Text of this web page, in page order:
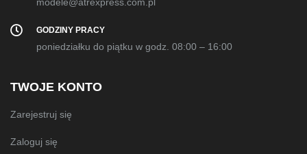
modele@atrexpress.com.pl
GODZINY PRACY
poniedziałku do piątku w godz. 08:00 – 16:00
TWOJE KONTO
Zarejestruj się
Zaloguj się